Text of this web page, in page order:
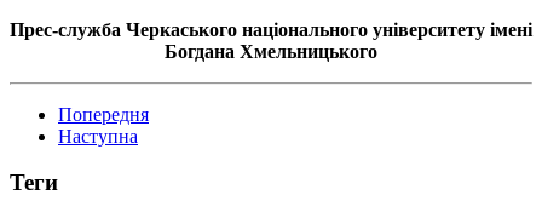
Прес-служба Черкаського національного університету імені
Богдана Хмельницького
Попередня
Наступна
Теги